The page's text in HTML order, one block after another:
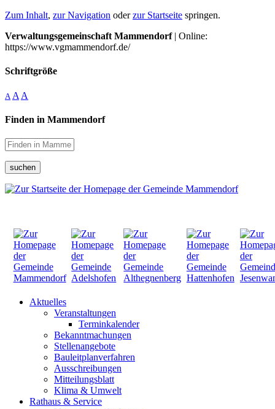
Zum Inhalt, zur Navigation oderzur Startseite springen.
Verwaltungsgemeinschaft Mammendorf| Online:
https://www.vgmammendorf.de/
Schriftgröße
A A A
Finden in Mammendorf
suchen
Aktuelles
Veranstaltungen
Terminkalender
Bekanntmachungen
Stellenangebote
Bauleitplanverfahren
Ausschreibungen
Mitteilungsblatt
Klima & Umwelt
Rathaus & Service